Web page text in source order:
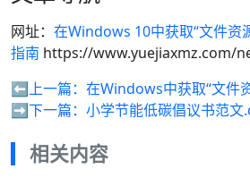
网址： 在Windows 10中获取“文件资
指南 https://www.yuejiaxmz.com/
⬅️上一篇： 在Windows中获取“文件
➡️下一篇： 小学节能低碳倡议书范文
相关内容